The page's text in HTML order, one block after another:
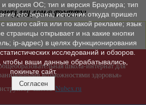
В ГРУППУ!
школа-интернат для
возможностями здоровья»
сайтовNubex.ru
версия ОС; тип и версия Браузера; тип
его экрана; источник откуда пришел
какого сайта или по какой рекламе; язык
страницы открывает и на какие кнопки
ip-адрес) в целях функционирования
исследований и обзоров.
чтобы ваши данные обрабатывались,
покиньте сайт.
Согласен